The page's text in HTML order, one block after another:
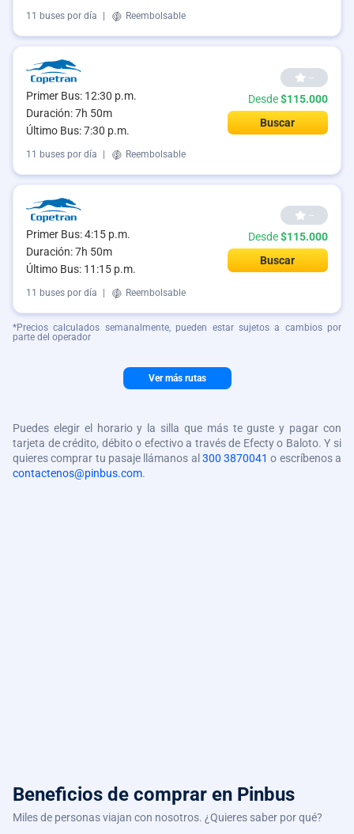
11 buses por día Reembolsable
Primer Bus: 12:30 p.m.
Duración: 7h 50m
Último Bus: 7:30 p.m.
--
Desde$115.000
Buscar
11 buses por día Reembolsable
Primer Bus: 4:15 p.m.
Duración: 7h 50m
Último Bus: 11:15 p.m.
--
Desde$115.000
Buscar
11 buses por día Reembolsable
*Precios calculados semanalmente, pueden estar sujetos a cambios por
parte del operador
Ver más rutas
Puedes elegir el horario y la silla que más te guste y pagar con
tarjeta de crédito, débito o efectivo a través de Efecty o Baloto. Y si
quieres comprar tu pasaje llámanos al 300 3870041 o escríbenos a
contactenos@pinbus.com.
Beneficios de comprar en Pinbus
Miles de personas viajan con nosotros. ¿Quieres saber por qué?